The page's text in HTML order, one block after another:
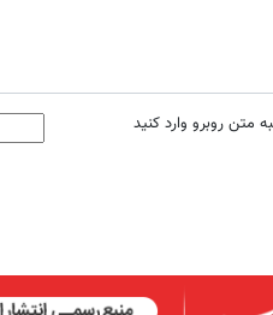
متن روبرو وارد کنید